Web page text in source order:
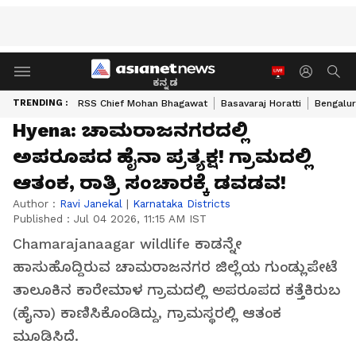
ಕನ್ನಡ
TRENDING : RSS Chief Mohan Bhagawat Basavaraj Horatti
Hyena: ಚಾಮರಾಜನಗರದಲ್ಲಿ
ಅಪರೂಪದ ಹೈನಾ ಪ್ರತ್ಯಕ್ಷ! ಗ್ರಾಮದಲ್ಲಿ
ಆತಂಕ, ರಾತ್ರಿ ಸಂಚಾರಕ್ಕೆ ಡವಡವ!
Author : Ravi Janekal | Karnataka Districts
Published : Jul 04 2026, 11:15 AM IST
Chamarajanaagar wildlife ಕಾಡನ್ನೇ
ಹಾಸುಹೊದ್ದಿರುವ ಚಾಮರಾಜನಗರ ಜಿಲ್ಲೆಯ ಗುಂಡ್ಲುಪೇಟೆ
ತಾಲೂಕಿನ ಕಾರೇಮಾಳ ಗ್ರಾಮದಲ್ಲಿ ಅಪರೂಪದ ಕತ್ತೆಕಿರುಬ
(ಹೈನಾ) ಕಾಣಿಸಿಕೊಂಡಿದ್ದು, ಗ್ರಾಮಸ್ಥರಲ್ಲಿ ಆತಂಕ
ಮೂಡಿಸಿದೆ.